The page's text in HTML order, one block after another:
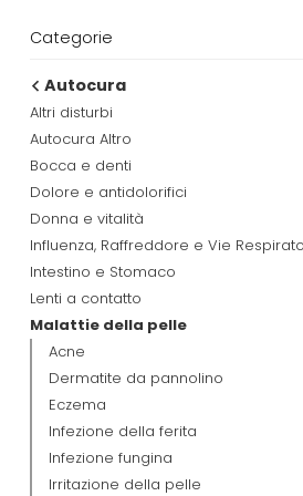
Categorie
Autocura
Altri disturbi
Autocura Altro
Bocca e denti
Dolore e antidolorifici
Donna e vitalità
Influenza, Raffreddore e Vie
Intestino e Stomaco
Lenti a contatto
Malattie della pelle
Acne
Dermatite da pannolino
Eczema
Infezione della ferita
Infezione fungina
Irritazione della pelle